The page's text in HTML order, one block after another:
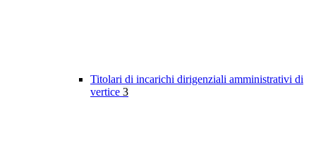
Titolari di incarichi dirigenziali amministrativi di
vertice 3